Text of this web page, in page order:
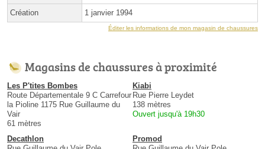
Création 1 janvier 1994
Éditer les informations de mon magasin de chaussures
Magasins de chaussures à proximité
Les P'tites Bombes
Route Départementale 9 C Carrefour
la Pioline 1175 Rue Guillaume du
Vair
61 mètres
Kiabi
Rue Pierre Leydet
138 mètres
Ouvert jusqu'à 19h30
Decathlon
Promod